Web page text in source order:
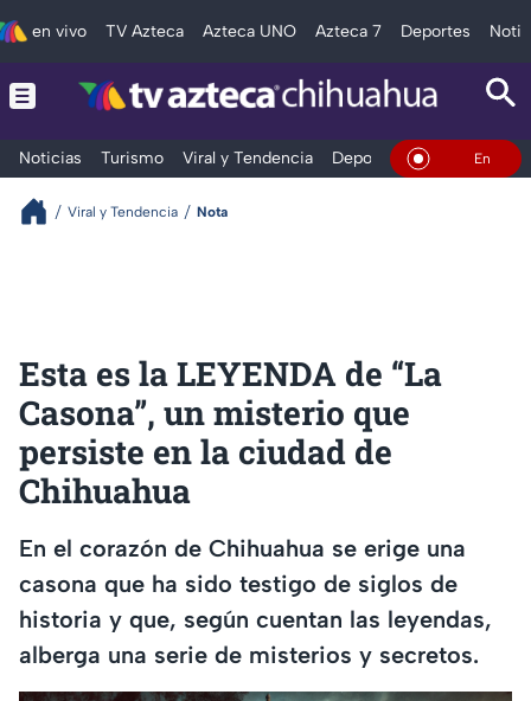
en vivo TV Azteca Azteca UNO Azteca 7 Deportes
Noticias Turismo Viral y Tendencia Deportes Espectáculos
En Vivo
Viral y Tendencia Nota
Esta es la LEYENDA de “La
Casona”, un misterio que
persiste en la ciudad de
Chihuahua
En el corazón de Chihuahua se erige una
casona que ha sido testigo de siglos de
historia y que, según cuentan las leyendas,
alberga una serie de misterios y secretos.